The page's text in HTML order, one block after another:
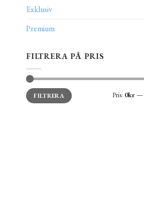
Exklusiv
Premium
FILTRERA PÅ PRIS
Min
pris
Max
prisFILTRERA Pris: 0kr—